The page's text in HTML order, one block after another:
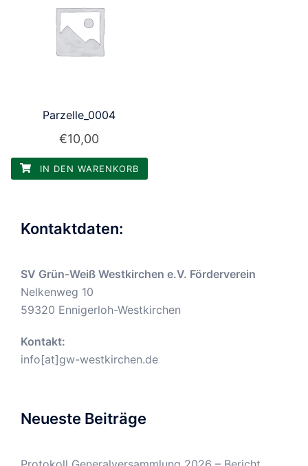
Parzelle_0004
€10,00
IN DEN WARENKORB
Kontaktdaten:
SV Grün-Weiß Westkirchen e.V. Förderverein
Nelkenweg 10
59320 Ennigerloh-Westkirchen
Kontakt:
info[at]gw-westkirchen.de
Neueste Beiträge